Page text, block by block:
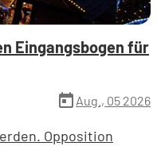
Eingangsbogen für
today Aug., 05 2026
Opposition